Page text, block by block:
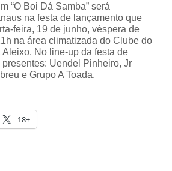
“O Boi Dá Samba” será
na festa de lançamento que
feira, 19 de junho, véspera de
na área climatizada do Clube do
No line-up da festa de
presentes: Uendel Pinheiro, Jr
e Grupo A Toada.
18+